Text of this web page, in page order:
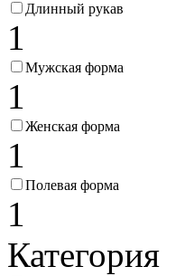
Длинный рукав
1
Мужская форма
1
Женская форма
1
Полевая форма
1
Категория